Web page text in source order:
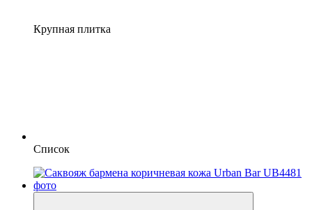
Крупная плитка
Список